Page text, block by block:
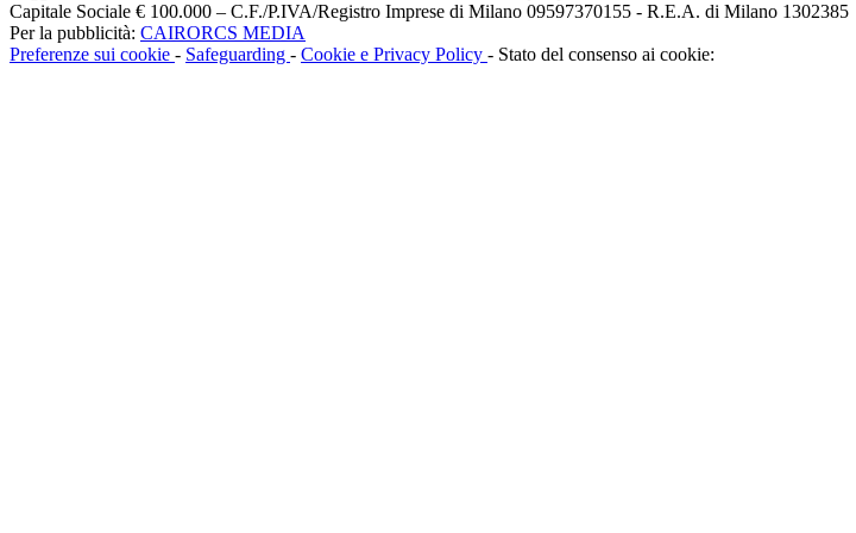
Capitale Sociale € 100.000 – C.F./P.IVA/Registro Imprese di Milano 09597370155 - R.E.A. di Milano 1302385
Per la pubblicità: CAIRORCS MEDIA
Preferenze sui cookie - Safeguarding - Cookie e Privacy Policy - Stato del consenso ai cookie: